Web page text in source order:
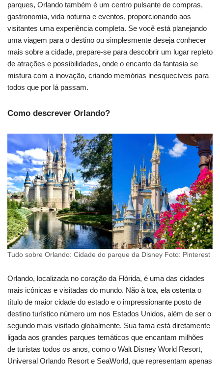
parques, Orlando também é um centro pulsante de compras,
gastronomia, vida noturna e eventos, proporcionando aos
visitantes uma experiência completa. Se você está planejando
uma viagem para o destino ou simplesmente deseja conhecer
mais sobre a cidade, prepare-se para descobrir um lugar repleto
de atrações e possibilidades, onde o encanto da fantasia se
mistura com a inovação, criando memórias inesquecíveis para
todos que por lá passam.
Como descrever Orlando?
Tudo sobre Orlando: Cidade do parque da Disney Foto: Pinterest
Orlando, localizada no coração da Flórida, é uma das cidades
mais icônicas e visitadas do mundo. Não à toa, ela ostenta o
título de maior cidade do estado e o impressionante posto de
destino turístico número um nos Estados Unidos, além de ser o
segundo mais visitado globalmente. Sua fama está diretamente
ligada aos grandes parques temáticos que encantam milhões
de turistas todos os anos, como o Walt Disney World Resort,
Universal Orlando Resort e SeaWorld, que representam apenas